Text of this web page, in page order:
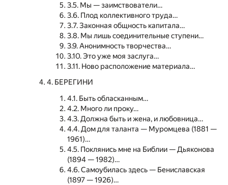
3.5. Мы — заимствователи…
3.6. Плод коллективного труда…
3.7. Законная общность капитала…
3.8. Мы лишь соединительные ступени…
3.9. Анонимность творчества…
3.10. Это уже моя заслуга…
3.11. Ново расположение материала…
4. БЕРЕГИНИ
4.1. Быть обласканным…
4.2. Много ли проку…
4.3. Должна быть и жена, и любовница…
4.4. Дом для таланта — Муромцева (1881 —
1961)…
4.5. Поклянись мне на Библии — Дьяконова
(1894 — 1982)…
4.6. Самоубилась здесь — Бениславская
(1897 — 1926)…